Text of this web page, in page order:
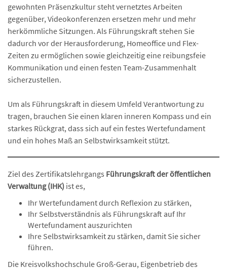
gewohnten Präsenzkultur steht vernetztes Arbeiten
gegenüber, Videokonferenzen ersetzen mehr und mehr
herkömmliche Sitzungen. Als Führungskraft stehen Sie
dadurch vor der Herausforderung, Homeoffice und Flex-
Zeiten zu ermöglichen sowie gleichzeitig eine reibungsfeie
Kommunikation und einen festen Team-Zusammenhalt
sicherzustellen.
Um als Führungskraft in diesem Umfeld Verantwortung zu
tragen, brauchen Sie einen klaren inneren Kompass und ein
starkes Rückgrat, dass sich auf ein festes Wertefundament
und ein hohes Maß an Selbstwirksamkeit stützt.
Ziel des Zertifikatslehrgangs Führungskraft der öffentlichen
Verwaltung (IHK) ist es,
Ihr Wertefundament durch Reflexion zu stärken,
Ihr Selbstverständnis als Führungskraft auf Ihr
Wertefundament auszurichten
Ihre Selbstwirksamkeit zu stärken, damit Sie sicher
führen.
Die Kreisvolkshochschule Groß-Gerau, Eigenbetrieb des